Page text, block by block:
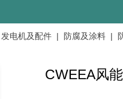
发电机及配件 | 防腐及涂料 |
CWEEA风